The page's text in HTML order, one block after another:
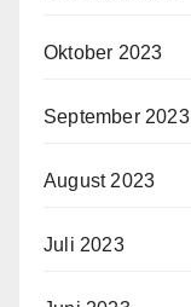
Oktober 2023
September 2023
August 2023
Juli 2023